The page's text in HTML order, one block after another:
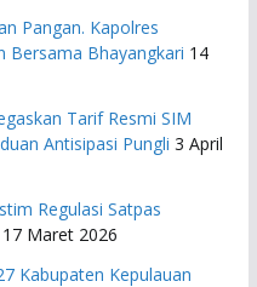
Pangan. Kapolres
Bersama Bhayangkari 14
Tarif Resmi SIM
Antisipasi Pungli 3 April
Regulasi Satpas
17 Maret 2026
​Kabupaten Kepulauan